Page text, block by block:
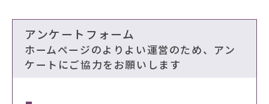
アンケートフォーム
ホームページのよりよい運営のため、アン
ケートにご協力をお願いします